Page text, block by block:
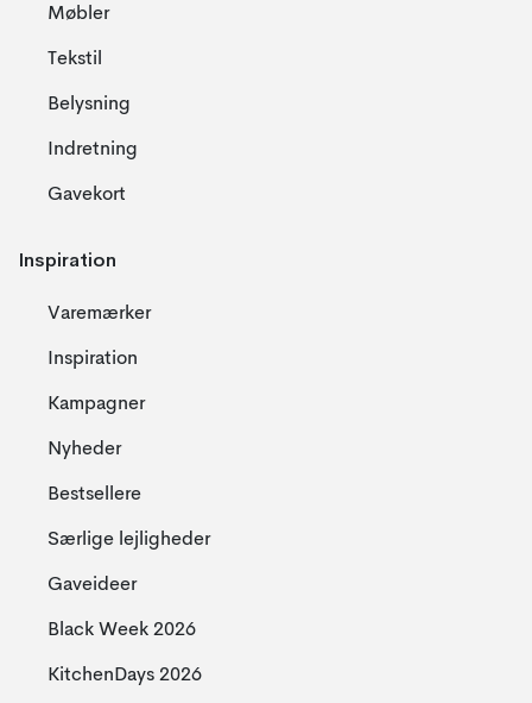
Møbler
Tekstil
Belysning
Indretning
Gavekort
Inspiration
Varemærker
Inspiration
Kampagner
Nyheder
Bestsellere
Særlige lejligheder
Gaveideer
Black Week 2026
KitchenDays 2026